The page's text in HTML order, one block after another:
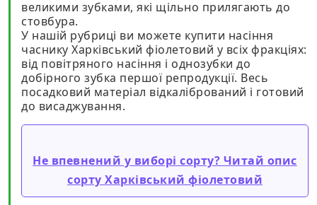
великими зубками, які щільно прилягають до
стовбура.
У нашій рубриці ви можете купити насіння
часнику Харківський фіолетовий у всіх фракціях:
від повітряного насіння і однозубки до
добірного зубка першої репродукції. Весь
посадковий матеріал відкалібрований і готовий
до висаджування.
Не впевнений у виборі сорту? Читай опис
сорту Харківський фіолетовий